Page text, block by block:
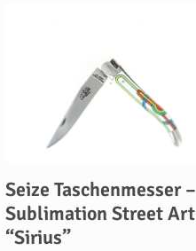
Seize Taschenmesser –
Sublimation Street Art
“Sirius”